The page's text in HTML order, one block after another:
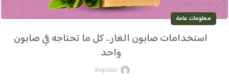
معلومات عامة
استخدامات صابون الغار.. كل ما تحتاجه في صابون
واحد
aleplaur